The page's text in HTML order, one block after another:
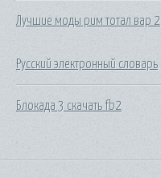
Лучшие моды рим тотал вар 2
Русский электронный словарь
Блокада 3 скачать fb2